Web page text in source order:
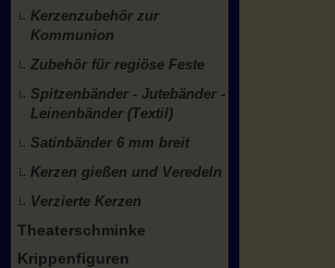
Kerzenzubehör zur
Kommunion
Zubehör für regiöse Feste
Spitzenbänder - Jutebänder -
Leinenbänder (Textil)
Satinbänder 6 mm breit
Kerzen gießen und Veredeln
Verzierte Kerzen
Theaterschminke
Krippenfiguren